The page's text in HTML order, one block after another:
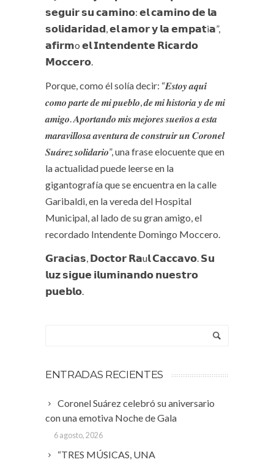
𝘀𝗲𝗴𝘂𝗶𝗿 𝘀𝘂 𝗰𝗮𝗺𝗶𝗻𝗼: 𝗲𝗹 𝗰𝗮𝗺𝗶𝗻𝗼 𝗱𝗲 𝗹𝗮
𝘀𝗼𝗹𝗶𝗱𝗮𝗿𝗶𝗱𝗮𝗱, 𝗲𝗹 𝗮𝗺𝗼𝗿 𝘆 𝗹𝗮 𝗲𝗺𝗽𝗮𝘁i𝗮”,
𝗮𝗳𝗶𝗿𝗺o 𝗲𝗹 𝗜𝗻𝘁𝗲𝗻𝗱𝗲𝗻𝘁𝗲 𝗥𝗶𝗰𝗮𝗿𝗱𝗼
𝗠𝗼𝗰𝗰𝗲𝗿𝗼.
Porque, como él solía decir: “𝑬𝒔𝒕𝒐𝒚 𝒂𝒒𝒖𝒊́
𝒄𝒐𝒎𝒐 𝒑𝒂𝒓𝒕𝒆 𝒅𝒆 𝒎𝒊 𝒑𝒖𝒆𝒃𝒍𝒐, 𝒅𝒆 𝒎𝒊 𝒉𝒊𝒔𝒕𝒐𝒓𝒊𝒂 𝒚 𝒅𝒆 𝒎𝒊
𝒂𝒎𝒊𝒈𝒐. 𝑨𝒑𝒐𝒓𝒕𝒂𝒏𝒅𝒐 𝒎𝒊𝒔 𝒎𝒆𝒋𝒐𝒓𝒆𝒔 𝒔𝒖𝒆𝒏̃𝒐𝒔 𝒂 𝒆𝒔𝒕𝒂
𝒎𝒂𝒓𝒂𝒗𝒊𝒍𝒍𝒐𝒔𝒂 𝒂𝒗𝒆𝒏𝒕𝒖𝒓𝒂 𝒅𝒆 𝒄𝒐𝒏𝒔𝒕𝒓𝒖𝒊𝒓 𝒖𝒏 𝑪𝒐𝒓𝒐𝒏𝒆𝒍
𝑺𝒖𝒂́𝒓𝒆𝒛 𝒔𝒐𝒍𝒊𝒅𝒂𝒓𝒊𝒐”, una frase elocuente que en
la actualidad puede leerse en la
gigantografía que se encuentra en la calle
Garibaldi, en la vereda del Hospital
Municipal, al lado de su gran amigo, el
recordado Intendente Domingo Moccero.
𝗚𝗿𝗮𝗰𝗶𝗮𝘀, 𝗗𝗼𝗰𝘁𝗼𝗿 𝗥𝗮u𝗹 𝗖𝗮𝗰𝗰𝗮𝘃𝗼. 𝗦𝘂
𝗹𝘂𝘇 𝘀𝗶𝗴𝘂𝗲 𝗶𝗹𝘂𝗺𝗶𝗻𝗮𝗻𝗱𝗼 𝗻𝘂𝗲𝘀𝘁𝗿𝗼
𝗽𝘂𝗲𝗯𝗹𝗼.
ENTRADAS RECIENTES
Coronel Suárez celebró su aniversario
con una emotiva Noche de Gala
6 agosto, 2026
“TRES MÚSICAS, UNA